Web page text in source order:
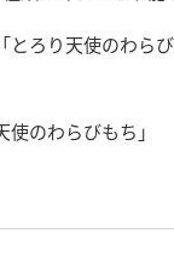
ろり天使のわらび
のわらびもち」